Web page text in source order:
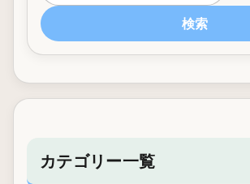
検索
カテゴリー一覧